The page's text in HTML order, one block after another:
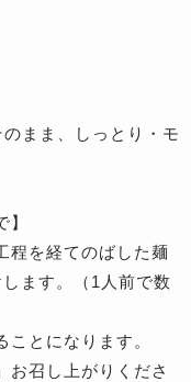
まま、しっとり・モ
程を経てのばした麺
ます。（1人前で数
とになります。
お召し上がりくださ